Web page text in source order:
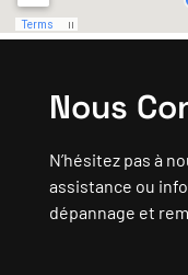
Nous
N’hésitez pas à
assistance ou
dépannage et